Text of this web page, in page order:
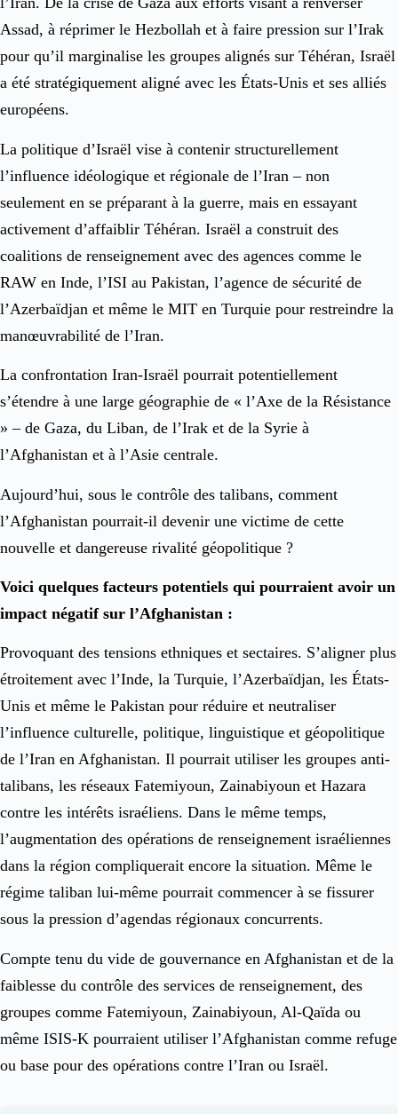
Assad, à réprimer le Hezbollah et à faire pression sur l’Irak
pour qu’il marginalise les groupes alignés sur Téhéran, Israël
a été stratégiquement aligné avec les États-Unis et ses alliés
européens.
La politique d’Israël vise à contenir structurellement
l’influence idéologique et régionale de l’Iran – non
seulement en se préparant à la guerre, mais en essayant
activement d’affaiblir Téhéran. Israël a construit des
coalitions de renseignement avec des agences comme le
RAW en Inde, l’ISI au Pakistan, l’agence de sécurité de
l’Azerbaïdjan et même le MIT en Turquie pour restreindre la
manœuvrabilité de l’Iran.
La confrontation Iran-Israël pourrait potentiellement
s’étendre à une large géographie de « l’Axe de la Résistance
» – de Gaza, du Liban, de l’Irak et de la Syrie à
l’Afghanistan et à l’Asie centrale.
Aujourd’hui, sous le contrôle des talibans, comment
l’Afghanistan pourrait-il devenir une victime de cette
nouvelle et dangereuse rivalité géopolitique ?
Voici quelques facteurs potentiels qui pourraient avoir un
impact négatif sur l’Afghanistan :
Provoquant des tensions ethniques et sectaires. S’aligner plus
étroitement avec l’Inde, la Turquie, l’Azerbaïdjan, les États-
Unis et même le Pakistan pour réduire et neutraliser
l’influence culturelle, politique, linguistique et géopolitique
de l’Iran en Afghanistan. Il pourrait utiliser les groupes anti-
talibans, les réseaux Fatemiyoun, Zainabiyoun et Hazara
contre les intérêts israéliens. Dans le même temps,
l’augmentation des opérations de renseignement israéliennes
dans la région compliquerait encore la situation. Même le
régime taliban lui-même pourrait commencer à se fissurer
sous la pression d’agendas régionaux concurrents.
Compte tenu du vide de gouvernance en Afghanistan et de la
faiblesse du contrôle des services de renseignement, des
groupes comme Fatemiyoun, Zainabiyoun, Al-Qaïda ou
même ISIS-K pourraient utiliser l’Afghanistan comme refuge
ou base pour des opérations contre l’Iran ou Israël.